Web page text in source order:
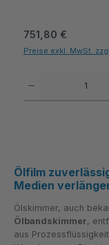
Regulärer Preis:
751,80 €
Preise exkl. MwSt.
Ölfilm
Medien
Ölskimmer, auch
Ölbandskimmer,
aus